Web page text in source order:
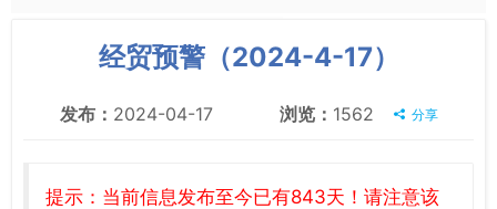
经贸预警（2024-4-17）
发布： 2024-04-17 浏览： 1562 分享
提示：当前信息发布至今已有843天！请注意该